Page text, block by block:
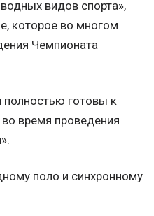
видов спорта»,
которое во многом
Чемпионата
полностью готовы к
время проведения
поло и синхронному